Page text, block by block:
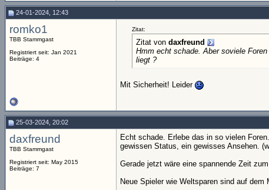
24-01-2024, 12:43
romko1
TBB Stammgast
Registriert seit: Jan 2021
Beiträge: 4
Zitat:
Zitat von daxfreund
Hmm echt schade. Aber soviele
liegt ?
Mit Sicherheit! Leider
25-03-2024, 20:02
daxfreund
TBB Stammgast
Registriert seit: May 2015
Beiträge: 7
Echt schade. Erlebe das in so vielen
gewissen Status, ein gewisses Ansehen.
Gerade jetzt wäre eine spannende Zeit
Neue Spieler wie Weltsparen sind auf dem